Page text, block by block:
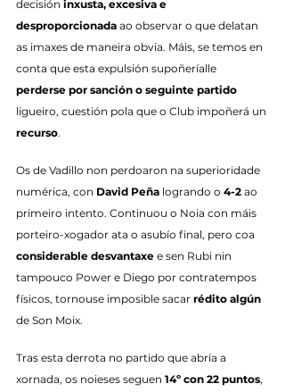
decisión inxusta, excesiva e
desproporcionada ao observar o que delatan
as imaxes de maneira obvia. Máis, se temos en
conta que esta expulsión supoñeríalle
perderse por sanción o seguinte partido
ligueiro, cuestión pola que o Club impoñerá un
recurso.
Os de Vadillo non perdoaron na superioridade
numérica, con David Peña logrando o 4-2 ao
primeiro intento. Continuou o Noia con máis
porteiro-xogador ata o asubío final, pero coa
considerable desvantaxe e sen Rubi nin
tampouco Power e Diego por contratempos
físicos, tornouse imposible sacar rédito algún
de Son Moix.
Tras esta derrota no partido que abría a
xornada, os noieses seguen 14º con 22 puntos,